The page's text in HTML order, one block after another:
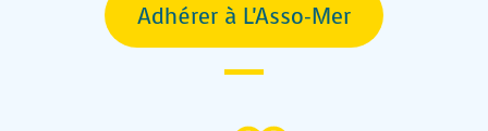
Adhérer à L'Asso-Mer